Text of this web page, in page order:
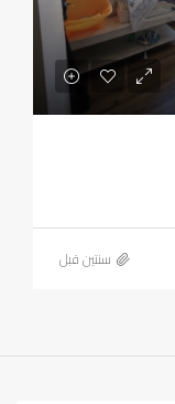
‏سنتين قبل